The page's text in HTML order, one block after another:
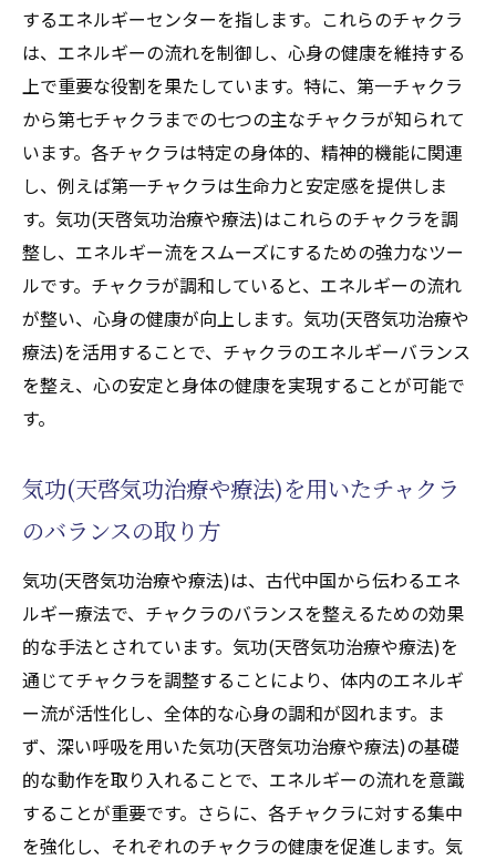
するエネルギーセンターを指します。これらのチャクラ
は、エネルギーの流れを制御し、心身の健康を維持する
上で重要な役割を果たしています。特に、第一チャクラ
から第七チャクラまでの七つの主なチャクラが知られて
います。各チャクラは特定の身体的、精神的機能に関連
し、例えば第一チャクラは生命力と安定感を提供しま
す。気功(天啓気功治療や療法)はこれらのチャクラを調
整し、エネルギー流をスムーズにするための強力なツー
ルです。チャクラが調和していると、エネルギーの流れ
が整い、心身の健康が向上します。気功(天啓気功治療や
療法)を活用することで、チャクラのエネルギーバランス
を整え、心の安定と身体の健康を実現することが可能で
す。
気功(天啓気功治療や療法)を用いたチャクラ
のバランスの取り方
気功(天啓気功治療や療法)は、古代中国から伝わるエネ
ルギー療法で、チャクラのバランスを整えるための効果
的な手法とされています。気功(天啓気功治療や療法)を
通じてチャクラを調整することにより、体内のエネルギ
ー流が活性化し、全体的な心身の調和が図れます。ま
ず、深い呼吸を用いた気功(天啓気功治療や療法)の基礎
的な動作を取り入れることで、エネルギーの流れを意識
することが重要です。さらに、各チャクラに対する集中
を強化し、それぞれのチャクラの健康を促進します。気